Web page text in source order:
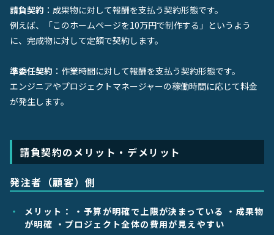
請負契約 ：成果物に対して報酬を支払う契約形態です。
例えば、「このホームページを10万円で制作する」というよう
に、完成物に対して定額で契約します。
準委任契約 ：作業時間に対して報酬を支払う契約形態です。
エンジニアやプロジェクトマネージャーの稼働時間に応じて料金
が発生します。
請負契約のメリット・デメリット
発注者（顧客）側
メリット ： ・予算が明確で上限が決まっている ・成果物
が明確 ・プロジェクト全体の費用が見えやすい